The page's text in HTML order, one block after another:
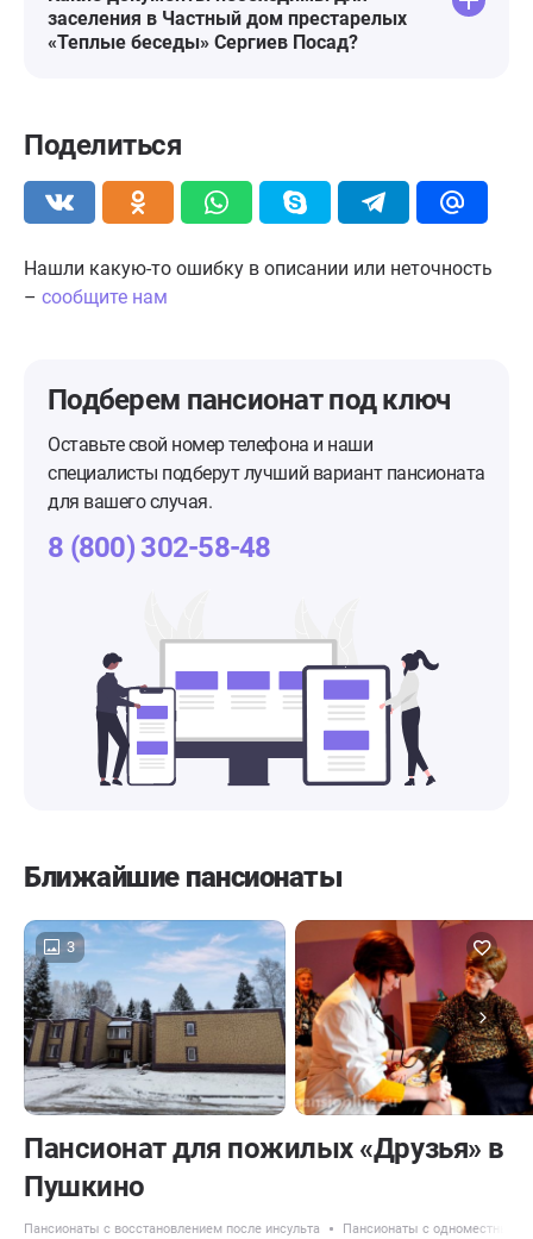
заселения в Частный дом престарелых
«Теплые беседы» Сергиев Посад?
Поделиться
Нашли какую-то ошибку в описании или неточность
– сообщите нам
Подберем пансионатпод ключ
Оставьте свой номер телефона и наши
специалисты подберут лучший вариант пансионата
для вашего случая.
8 (800) 302-58-48
Ближайшие пансионаты
3
Пансионат для пожилых «Друзья» в
Пушкино
Пансионаты с восстановлением после инсульта Пансионаты с одноместным